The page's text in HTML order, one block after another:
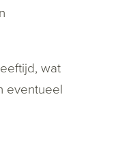
wat
eventueel